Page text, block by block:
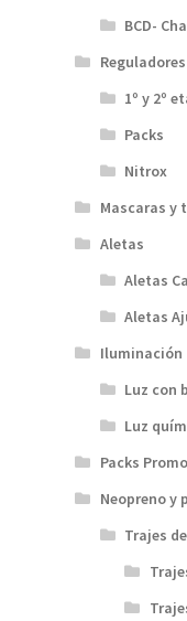
BCD-
Reguladores
1º y 2º
Packs
Nitrox
Mascaras y
Aletas
Aletas
Aletas
Iluminación
Luz con
Luz
Packs
Neopreno y
Trajes